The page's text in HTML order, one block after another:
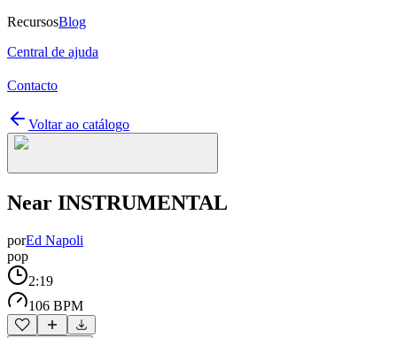
RecursosBlog
Central de ajuda
Contacto
Voltar ao catálogo
Near INSTRUMENTAL
porEd Napoli
pop
2:19
106 BPM